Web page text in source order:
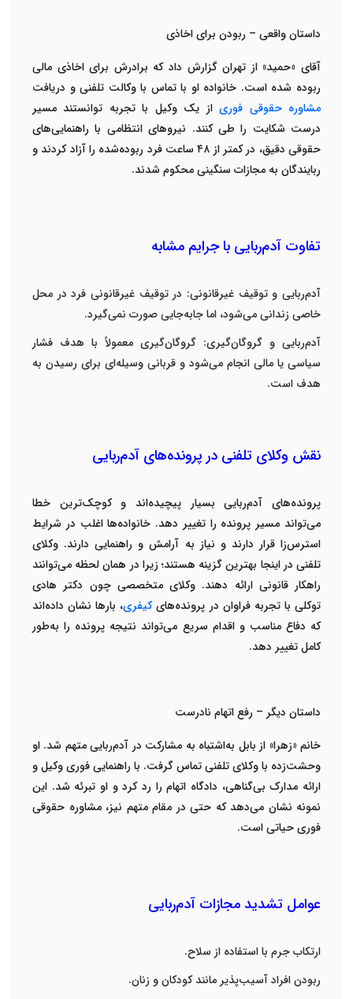
داستان واقعی – ربودن برای اخاذی
آقای «حمید» از تهران گزارش داد که برادرش برای اخاذی مالی
ربوده شده است. خانواده او با تماس باوکالت تلفنیو دریافت
مشاوره حقوقی فوریاز یکوکیل با تجربه توانستند مسیر
درست شکایت را طی کنند. نیروهای انتظامی با راهنمایی‌های
حقوقی دقیق، در کمتر از ۴۸ساعت فرد ربوده‌شده را آزاد کردند و
ربایندگان به مجازات سنگینی محکوم شدند.
تفاوت آدم‌ربایی با جرایم مشابه
آدم‌ربایی و توقیف غیرقانونی: در توقیف غیرقانونی فرد در محل
خاصی زندانی می‌شود، اما جابه‌جایی صورت نمی‌گیرد.
آدم‌ربایی و گروگان‌گیری: گروگان‌گیری معمولاً با هدف فشار
سیاسی یا مالی انجام می‌شود و قربانی وسیله‌ای برای رسیدن به
هدف است.
نقش وکلای تلفنی در پرونده‌های آدم‌ربایی
پرونده‌های آدم‌ربایی بسیار پیچیده‌اند و کوچک‌ترین خطا
می‌تواند مسیر پرونده را تغییر دهد. خانواده‌ها اغلب در شرایط
استرس‌زا قرار دارند و نیاز به آرامش و راهنمایی دارند. وکلای
تلفنی در اینجا بهترین گزینه هستند؛ زیرا در همان لحظه می‌توانند
راهکار قانونی ارائه دهند. وکلای متخصصی چون دکتر هادی
توکلیبا تجربه فراوان در پرونده‌هایکیفری، بارها نشان داده‌اند
که دفاع مناسب و اقدام سریع می‌تواند نتیجه پرونده را به‌طور
کامل تغییر دهد.
داستان دیگر – رفع اتهام نادرست
خانم «زهرا» از بابل به‌اشتباه به مشارکت در آدم‌ربایی متهم شد. او
وحشت‌زده باوکلای تلفنیتماس گرفت. با راهنمایی فوری وکیل و
ارائه مدارک بی‌گناهی، دادگاه اتهام را رد کرد و او تبرئه شد. این
نمونه نشان می‌دهد که حتی در مقام متهم نیز،مشاوره حقوقی
فوریحیاتی است.
عوامل تشدید مجازات آدم‌ربایی
ارتکاب جرم با استفاده از سلاح.
ربودن افراد آسیب‌پذیر مانند کودکان و زنان.